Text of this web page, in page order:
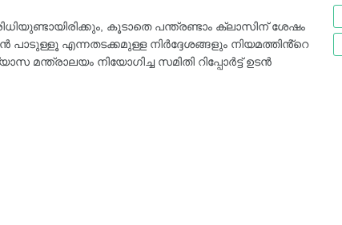
കൂടാതെ പന്ത്രണ്ടാം ക്ലാസിന് ശേഷം
പാടുള്ളൂ എന്നതടക്കമുള്ള നിർദ്ദേശങ്ങളും നിയമത്തിൻ്റെ
മന്ത്രാലയം നിയോഗിച്ച സമിതി റിപ്പോർട്ട് ഉടൻ